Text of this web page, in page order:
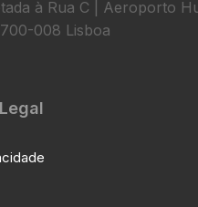
à Rua C | Aeroporto
008 Lisboa